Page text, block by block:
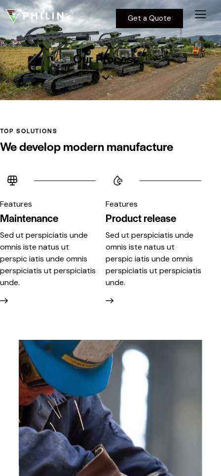
Get a Quote
Our Process
TOP SOLUTIONS
We develop modern manufacture
Features
Product release
Sed ut perspiciatis unde
omnis iste natus ut
perspic iatis unde omnis
perspiciatis ut perspiciatis
unde.
Features
Expert analysis
Sed ut perspiciatis unde
omnis iste natus ut
perspic iatis unde omnis
perspiciatis ut perspiciatis
unde.